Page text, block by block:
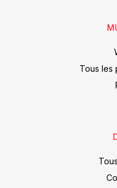
Tous les